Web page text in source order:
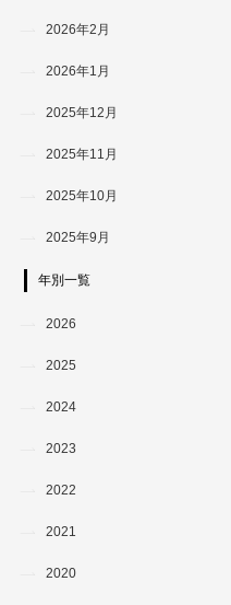
2026年2月
2026年1月
2025年12月
2025年11月
2025年10月
2025年9月
年別一覧
2026
2025
2024
2023
2022
2021
2020